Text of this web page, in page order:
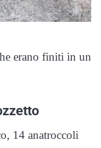
erano finiti in un
14 anatroccoli